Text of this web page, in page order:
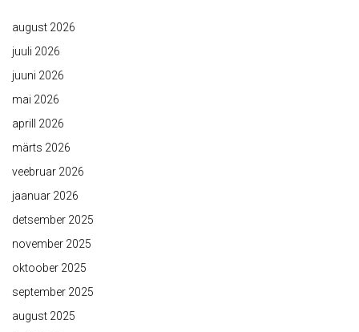
august 2026
juuli 2026
juuni 2026
mai 2026
aprill 2026
märts 2026
veebruar 2026
jaanuar 2026
detsember 2025
november 2025
oktoober 2025
september 2025
august 2025